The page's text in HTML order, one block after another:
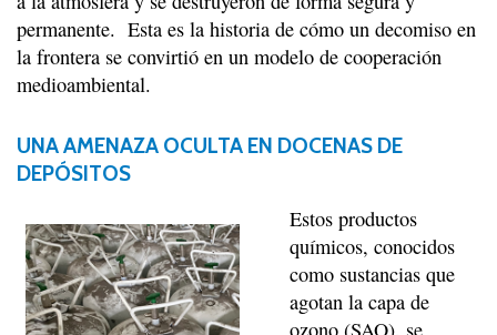
permanente. Esta es la historia de cómo un decomiso en
la frontera se convirtió en un modelo de cooperación
medioambiental.
UNA AMENAZA OCULTA EN DOCENAS DE
DEPÓSITOS
Estos productos
químicos, conocidos
como sustancias que
agotan la capa de
ozono (SAO), se